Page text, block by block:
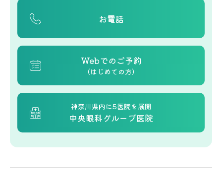
お電話
Webでのご予約
（はじめての方）
神奈川県内に5医院を展開
中央眼科グループ医院